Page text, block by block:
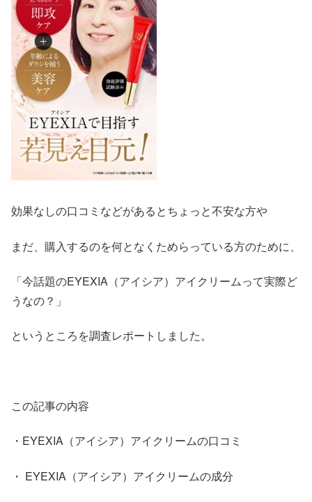
効果なしの口コミなどがあるとちょっと不安な方や
まだ、購入するのを何となくためらっている方のために、
「今話題のEYEXIA（アイシア）アイクリームって実際ど
うなの？」
というところを調査レポートしました。
この記事の内容
・EYEXIA（アイシア）アイクリームの口コミ
・ EYEXIA（アイシア）アイクリームの成分